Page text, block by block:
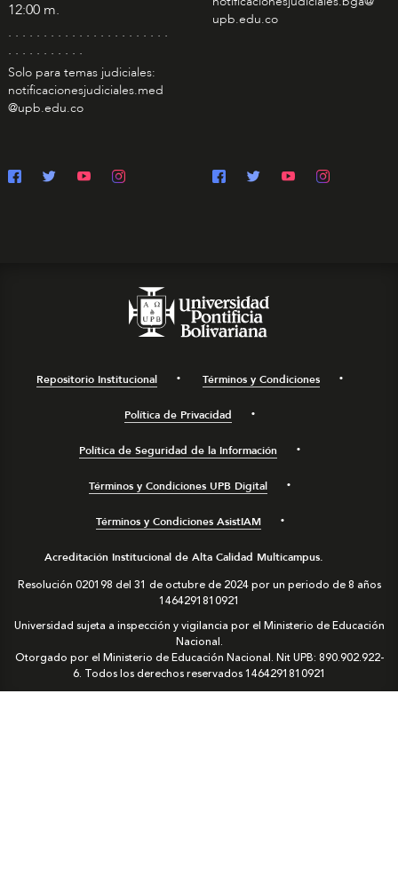
12:00 m.
. . . . . . . . . . . . . . . . . . . . . . .
. . . . . . . . . . .
Solo para temas judiciales:
notificacionesjudiciales.med
@upb.edu.co
upb.edu.co
Repositorio Institucional Términos y Condiciones
Política de Privacidad
Política de Seguridad de la Información
Términos y Condiciones UPB Digital
Términos y Condiciones AsistIAM
Acreditación Institucional de Alta Calidad Multicampus.
Resolución 020198 del 31 de octubre de 2024 por un periodo de 8 años
1464291810921
Universidad sujeta a inspección y vigilancia por el Ministerio de Educación
Nacional.
Otorgado por el Ministerio de Educación Nacional. Nit UPB: 890.902.922-
6. Todos los derechos reservados1464291810921